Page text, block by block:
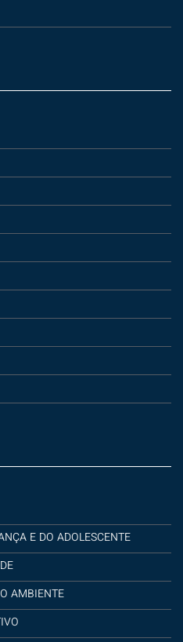
E DO ADOLESCENTE
AMBIENTE